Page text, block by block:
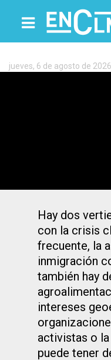
Etiqueta:
Bulos
Presiona Intro
jueves, 6 de agosto de 2026
Hay dos
con la crisis
frecuente, la
inmigración
también hay
intereses
activistas o la
puede tener